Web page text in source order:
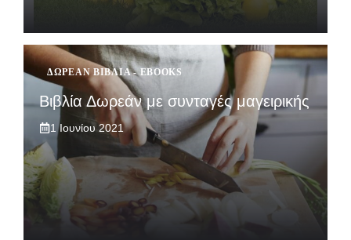
ΔΩΡΕΆΝ ΒΙΒΛΊΑ - EBOOKS
Βιβλία Δωρεάν με συνταγές μαγειρικής
1 Ιουνίου 2021